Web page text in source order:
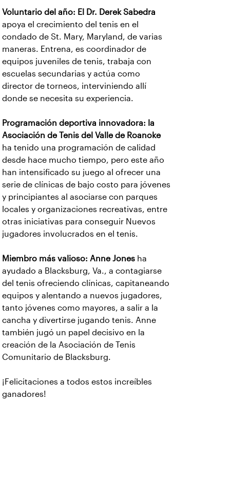
Voluntario del año: El Dr. Derek Sabedra
apoya el crecimiento del tenis en el
condado de St. Mary, Maryland, de varias
maneras. Entrena, es coordinador de
equipos juveniles de tenis, trabaja con
escuelas secundarias y actúa como
director de torneos, interviniendo allí
donde se necesita su experiencia.
Programación deportiva innovadora: la
Asociación de Tenis del Valle de Roanoke
ha tenido una programación de calidad
desde hace mucho tiempo, pero este año
han intensificado su juego al ofrecer una
serie de clínicas de bajo costo para jóvenes
y principiantes al asociarse con parques
locales y organizaciones recreativas, entre
otras iniciativas para conseguir Nuevos
jugadores involucrados en el tenis.
Miembro más valioso: Anne Jones ha
ayudado a Blacksburg, Va., a contagiarse
del tenis ofreciendo clínicas, capitaneando
equipos y alentando a nuevos jugadores,
tanto jóvenes como mayores, a salir a la
cancha y divertirse jugando tenis. Anne
también jugó un papel decisivo en la
creación de la Asociación de Tenis
Comunitario de Blacksburg.
¡Felicitaciones a todos estos increíbles
ganadores!